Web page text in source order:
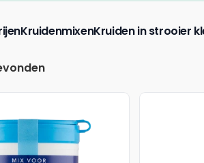
KruidenmixenKruiden in strooier